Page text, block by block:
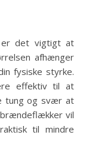
det vigtigt at
afhænger
fysiske styrke.
effektiv til at
tung og svær at
vil
til mindre